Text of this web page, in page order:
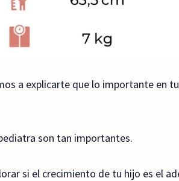
a explicarte que lo importante en
son tan importantes.
si el crecimiento de tu hijo es el